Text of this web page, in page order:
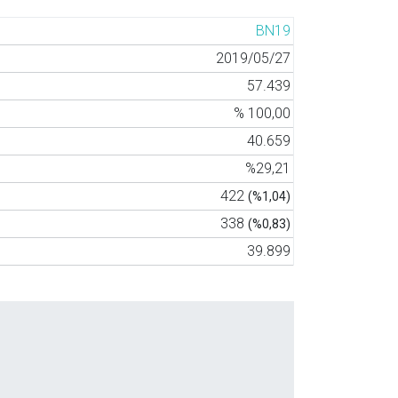
BN19
2019/05/27
57.439
% 100,00
40.659
%29,21
422 (%1,04)
338 (%0,83)
39.899